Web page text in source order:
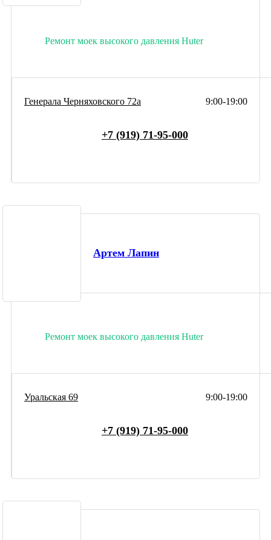
Ремонт моек высокого давления Huter
9:00-19:00
Генерала Черняховского 72а
+7 (919) 71-95-000
Артем Лапин
Ремонт моек высокого давления Huter
9:00-19:00
Уральская 69
+7 (919) 71-95-000